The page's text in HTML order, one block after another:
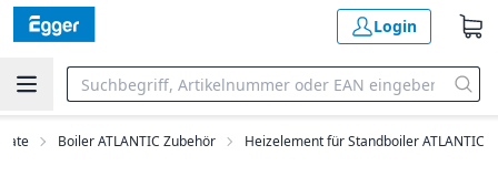
Login
Boiler ATLANTIC Zubehör Heizelement für Standboiler ATLANTIC